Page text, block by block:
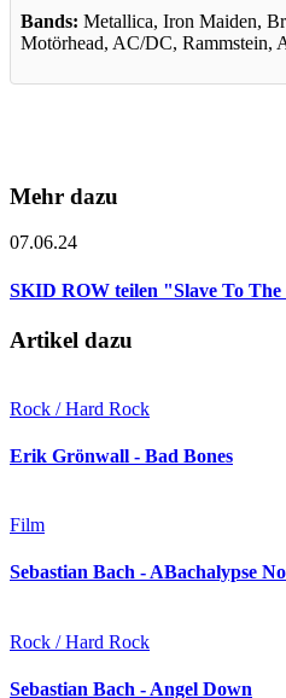
Bands: Metallica, Iron Maiden,
Motörhead, AC/DC, Rammstein,
Mehr dazu
07.06.24
SKID ROW teilen "Slave To
Artikel dazu
Rock / Hard Rock
Erik Grönwall - Bad Bones
Film
Sebastian Bach - ABachalypse
Rock / Hard Rock
Sebastian Bach - Angel Down